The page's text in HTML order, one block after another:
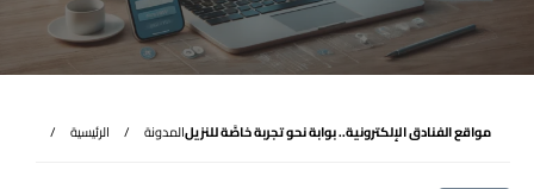
الرئيسية المدونةمواقع الفنادق الإلكترونية.. بوابة نحو تجربة خاصَّة للنزيل